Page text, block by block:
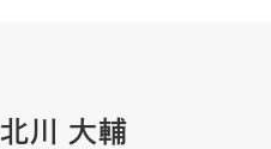
北川 大輔